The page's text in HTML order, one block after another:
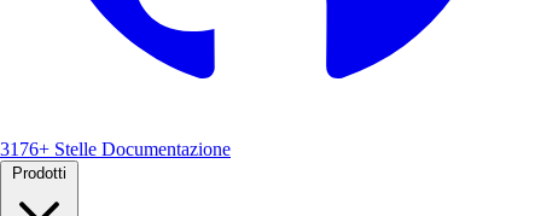
3176+ Stelle Documentazione
Prodotti